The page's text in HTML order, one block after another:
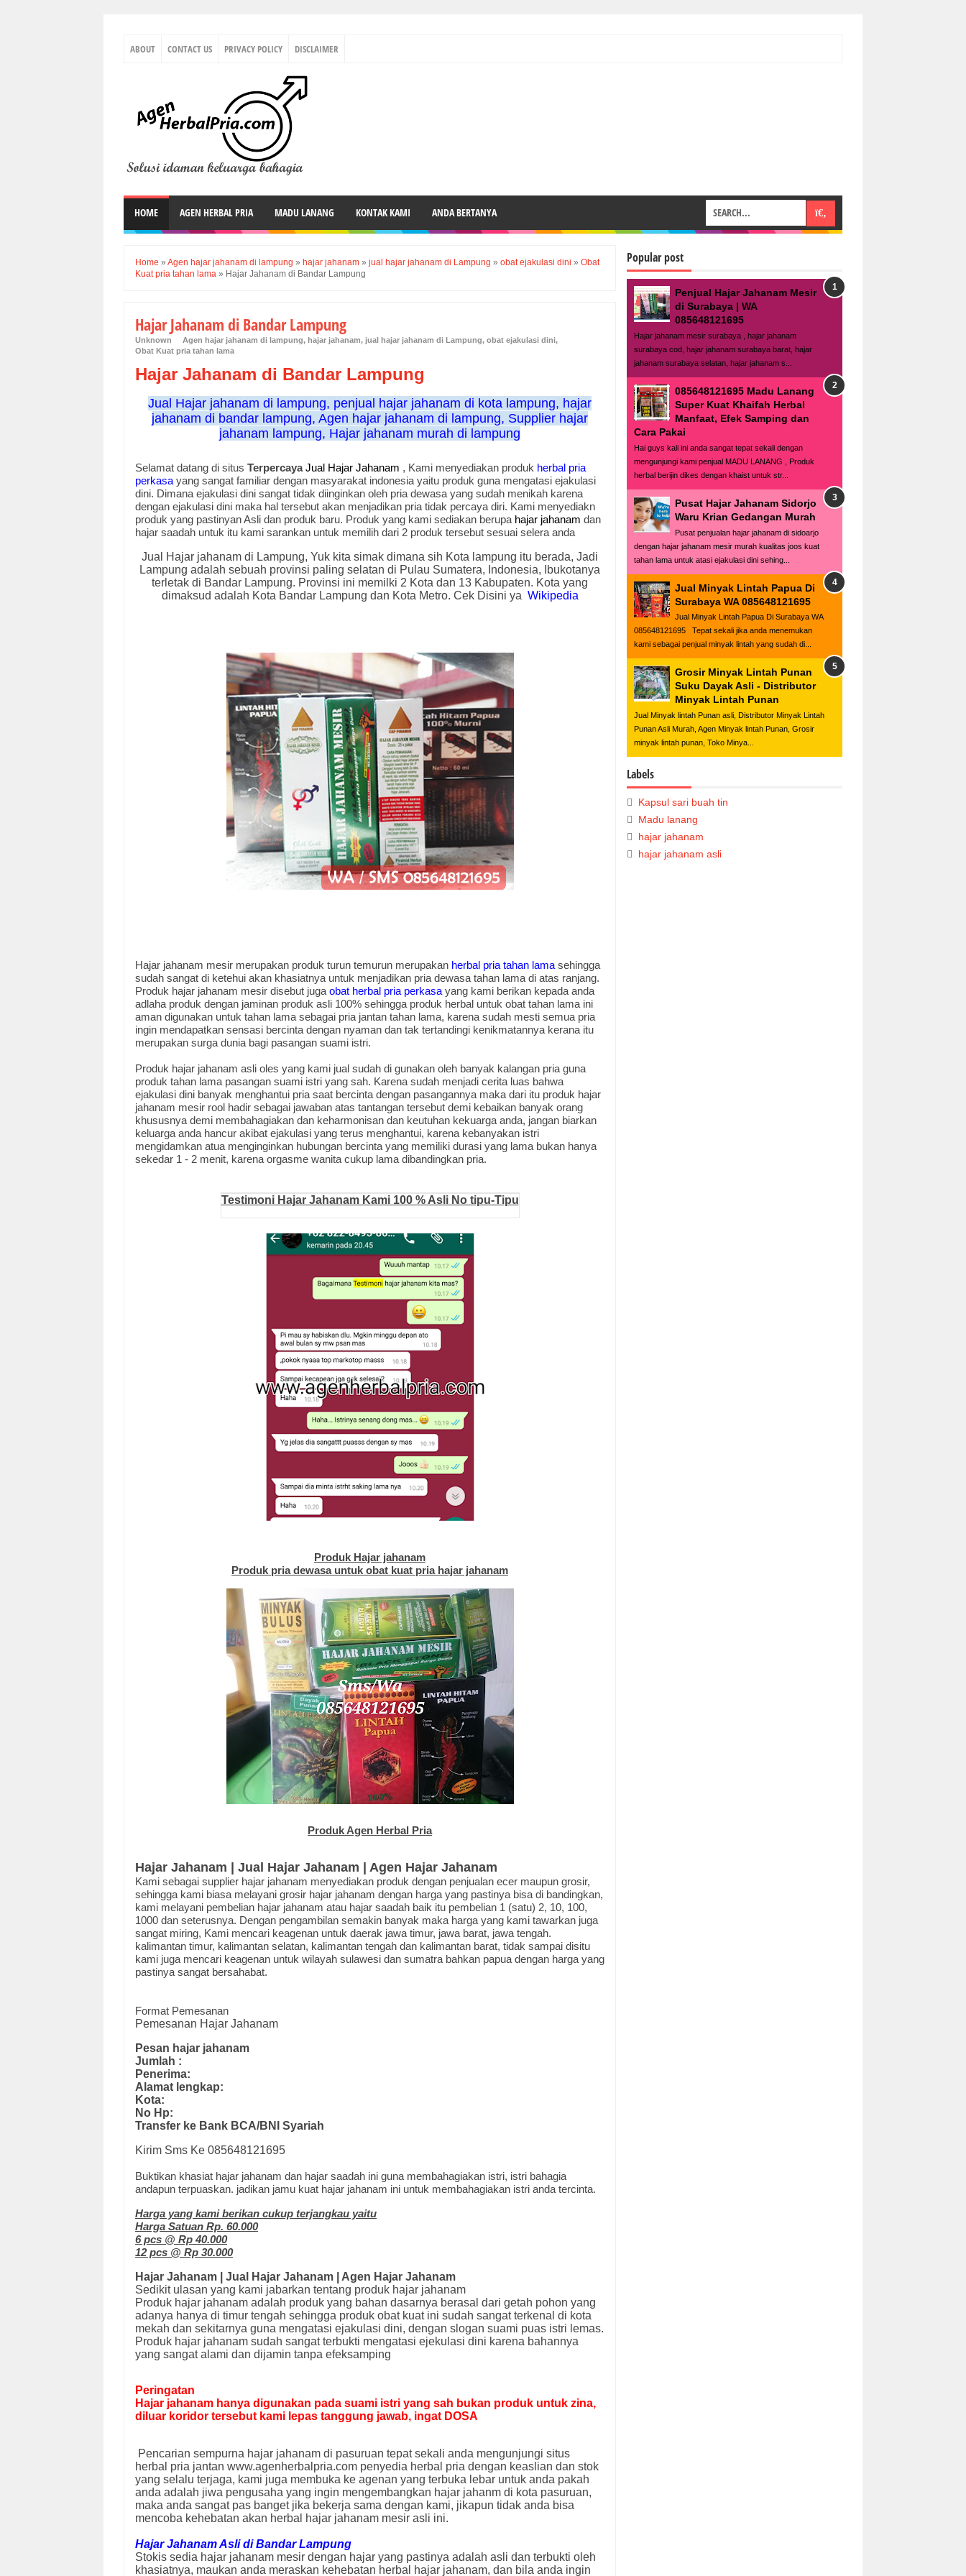
ABOUT CONTACT US PRIVACY POLICY DISCLAIMER
HOME AGEN HERBAL PRIA MADU LANANG KONTAK KAMI ANDA BERTANYA
Home » Agen hajar jahanam di lampung » hajar jahanam » jual hajar jahanam di Lampung » obat ejakulasi dini » Obat
Kuat pria tahan lama » Hajar Jahanam di Bandar Lampung
Hajar Jahanam di Bandar Lampung
Unknown Agen hajar jahanam di lampung, hajar jahanam, jual hajar jahanam di Lampung, obat ejakulasi dini,
Obat Kuat pria tahan lama
Hajar Jahanam di Bandar Lampung
Jual Hajar jahanam di lampung, penjual hajar jahanam di kota lampung, hajar
jahanam di bandar lampung, Agen hajar jahanam di lampung, Supplier hajar
jahanam lampung, Hajar jahanam murah di lampung
Selamat datang di situs Terpercaya Jual Hajar Jahanam , Kami menyediakan produk herbal pria
perkasa yang sangat familiar dengan masyarakat indonesia yaitu produk guna mengatasi ejakulasi
dini. Dimana ejakulasi dini sangat tidak diinginkan oleh pria dewasa yang sudah menikah karena
dengan ejakulasi dini maka hal tersebut akan menjadikan pria tidak percaya diri. Kami menyediakn
produk yang pastinyan Asli dan produk baru. Produk yang kami sediakan berupa hajar jahanam dan
hajar saadah untuk itu kami sarankan untuk memilih dari 2 produk tersebut sesuai selera anda
Jual Hajar jahanam di Lampung, Yuk kita simak dimana sih Kota lampung itu berada, Jadi
Lampung adalah sebuah provinsi paling selatan di Pulau Sumatera, Indonesia, Ibukotanya
terletak di Bandar Lampung. Provinsi ini memilki 2 Kota dan 13 Kabupaten. Kota yang
dimaksud adalah Kota Bandar Lampung dan Kota Metro. Cek Disini ya Wikipedia
Hajar jahanam mesir merupakan produk turun temurun merupakan herbal pria tahan lama sehingga
sudah sangat di ketehui akan khasiatnya untuk menjadikan pria dewasa tahan lama di atas ranjang.
Produk hajar jahanam mesir disebut juga obat herbal pria perkasa yang kami berikan kepada anda
adlaha produk dengan jaminan produk asli 100% sehingga produk herbal untuk obat tahan lama ini
aman digunakan untuk tahan lama sebagai pria jantan tahan lama, karena sudah mesti semua pria
ingin mendapatkan sensasi bercinta dengan nyaman dan tak tertandingi kenikmatannya kerana itu
merupakan surga dunia bagi pasangan suami istri.
Produk hajar jahanam asli oles yang kami jual sudah di gunakan oleh banyak kalangan pria guna
produk tahan lama pasangan suami istri yang sah. Karena sudah menjadi cerita luas bahwa
ejakulasi dini banyak menghantui pria saat bercinta dengan pasangannya maka dari itu produk hajar
jahanam mesir rool hadir sebagai jawaban atas tantangan tersebut demi kebaikan banyak orang
khususnya demi membahagiakan dan keharmonisan dan keutuhan kekuarga anda, jangan biarkan
keluarga anda hancur akibat ejakulasi yang terus menghantui, karena kebanyakan istri
mengidamkan atua menginginkan hubungan bercinta yang memiliki durasi yang lama bukan hanya
sekedar 1 - 2 menit, karena orgasme wanita cukup lama dibandingkan pria.
Testimoni Hajar Jahanam Kami 100 % Asli No tipu-Tipu
Produk Hajar jahanam
Produk pria dewasa untuk obat kuat pria hajar jahanam
Produk Agen Herbal Pria
Hajar Jahanam | Jual Hajar Jahanam | Agen Hajar Jahanam
Kami sebagai supplier hajar jahanam menyediakan produk dengan penjualan ecer maupun grosir,
sehingga kami biasa melayani grosir hajar jahanam dengan harga yang pastinya bisa di bandingkan,
kami melayani pembelian hajar jahanam atau hajar saadah baik itu pembelian 1 (satu) 2, 10, 100,
1000 dan seterusnya. Dengan pengambilan semakin banyak maka harga yang kami tawarkan juga
sangat miring, Kami mencari keagenan untuk daerak jawa timur, jawa barat, jawa tengah.
kalimantan timur, kalimantan selatan, kalimantan tengah dan kalimantan barat, tidak sampai disitu
kami juga mencari keagenan untuk wilayah sulawesi dan sumatra bahkan papua dengan harga yang
pastinya sangat bersahabat.
Format Pemesanan
Pemesanan Hajar Jahanam
Pesan hajar jahanam
Jumlah :
Penerima:
Alamat lengkap:
Kota:
No Hp:
Transfer ke Bank BCA/BNI Syariah
Kirim Sms Ke 085648121695
Buktikan khasiat hajar jahanam dan hajar saadah ini guna membahagiakan istri, istri bahagia
andapun terpuaskan. jadikan jamu kuat hajar jahanam ini untuk membahagiakan istri anda tercinta.
Harga yang kami berikan cukup terjangkau yaitu
Harga Satuan Rp. 60.000
6 pcs @ Rp 40.000
12 pcs @ Rp 30.000
Hajar Jahanam | Jual Hajar Jahanam | Agen Hajar Jahanam
Sedikit ulasan yang kami jabarkan tentang produk hajar jahanam
Produk hajar jahanam adalah produk yang bahan dasarnya berasal dari getah pohon yang
adanya hanya di timur tengah sehingga produk obat kuat ini sudah sangat terkenal di kota
mekah dan sekitarnya guna mengatasi ejakulasi dini, dengan slogan suami puas istri lemas.
Produk hajar jahanam sudah sangat terbukti mengatasi ejekulasi dini karena bahannya
yang sangat alami dan dijamin tanpa efeksamping
Peringatan
Hajar jahanam hanya digunakan pada suami istri yang sah bukan produk untuk zina,
diluar koridor tersebut kami lepas tanggung jawab, ingat DOSA
Pencarian sempurna hajar jahanam di pasuruan tepat sekali anda mengunjungi situs
herbal pria jantan www.agenherbalpria.com penyedia herbal pria dengan keaslian dan stok
yang selalu terjaga, kami juga membuka ke agenan yang terbuka lebar untuk anda pakah
anda adalah jiwa pengusaha yang ingin mengembangkan hajar jahanm di kota pasuruan,
maka anda sangat pas banget jika bekerja sama dengan kami, jikapun tidak anda bisa
mencoba kehebatan akan herbal hajar jahanam mesir asli ini.
Hajar Jahanam Asli di Bandar Lampung
Stokis sedia hajar jahanam mesir dengan hajar yang pastinya adalah asli dan terbukti oleh
khasiatnya, maukan anda meraskan kehebatan herbal hajar jahanam, dan bila anda ingin
Popular post
Penjual Hajar Jahanam Mesir
di Surabaya | WA
085648121695
Hajar jahanam mesir surabaya , hajar jahanam
surabaya cod, hajar jahanam surabaya barat, hajar
jahanam surabaya selatan, hajar jahanam s...
085648121695 Madu Lanang
Super Kuat Khaifah Herbal
Manfaat, Efek Samping dan
Cara Pakai
Hai guys kali ini anda sangat tepat sekali dengan
mengunjungi kami penjual MADU LANANG , Produk
herbal berijin dikes dengan khaist untuk str...
Pusat Hajar Jahanam Sidorjo
Waru Krian Gedangan Murah
Pusat penjualan hajar jahanam di sidoarjo
dengan hajar jahanam mesir murah kualitas joos kuat
tahan lama untuk atasi ejakulasi dini sehing...
Jual Minyak Lintah Papua Di
Surabaya WA 085648121695
Jual Minyak Lintah Papua Di Surabaya WA
085648121695 Tepat sekali jika anda menemukan
kami sebagai penjual minyak lintah yang sudah di...
Grosir Minyak Lintah Punan
Suku Dayak Asli - Distributor
Minyak Lintah Punan
Jual Minyak lintah Punan asli, Distributor Minyak Lintah
Punan Asli Murah, Agen Minyak lintah Punan, Grosir
minyak lintah punan, Toko Minya...
Labels
Kapsul sari buah tin
Madu lanang
hajar jahanam
hajar jahanam asli